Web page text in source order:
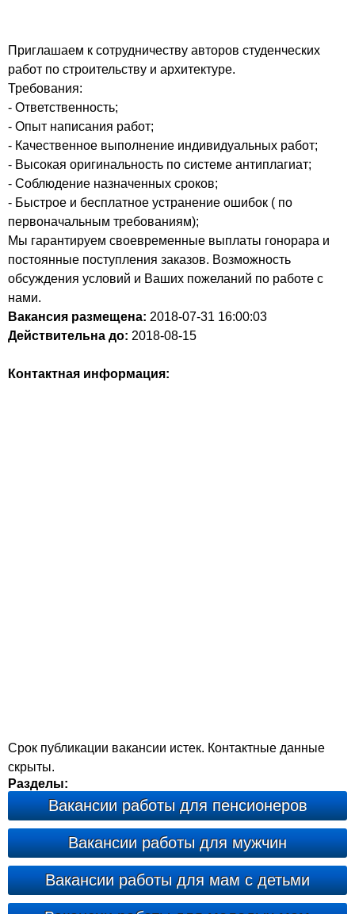
Приглашаем к сотрудничеству авторов студенческих
работ по строительству и архитектуре.
Требования:
- Ответственность;
- Опыт написания работ;
- Качественное выполнение индивидуальных работ;
- Высокая оригинальность по системе антиплагиат;
- Соблюдение назначенных сроков;
- Быстрое и бесплатное устранение ошибок ( по
первоначальным требованиям);
Мы гарантируем своевременные выплаты гонорара и
постоянные поступления заказов. Возможность
обсуждения условий и Ваших пожеланий по работе с
нами.
Вакансия размещена: 2018-07-31 16:00:03
Действительна до: 2018-08-15
Контактная информация:
Срок публикации вакансии истек. Контактные данные
скрыты.
Разделы:
Вакансии работы для пенсионеров
Вакансии работы для мужчин
Вакансии работы для мам с детьми